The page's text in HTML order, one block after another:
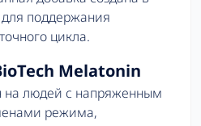
для поддержания
цикла.
Melatonin
на людей с напряженным
режима,